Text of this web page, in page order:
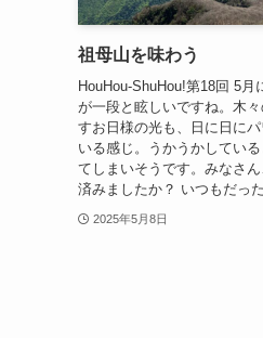
祖母山を味わう
HouHou-ShuHou!第18回 5月
が一段と眩しいですね。木
すお日様の光も、日に日に
いる感じ。うかうかしてい
てしまいそうです。みなさ
済みましたか？ いつもだっ
2025年5月8日